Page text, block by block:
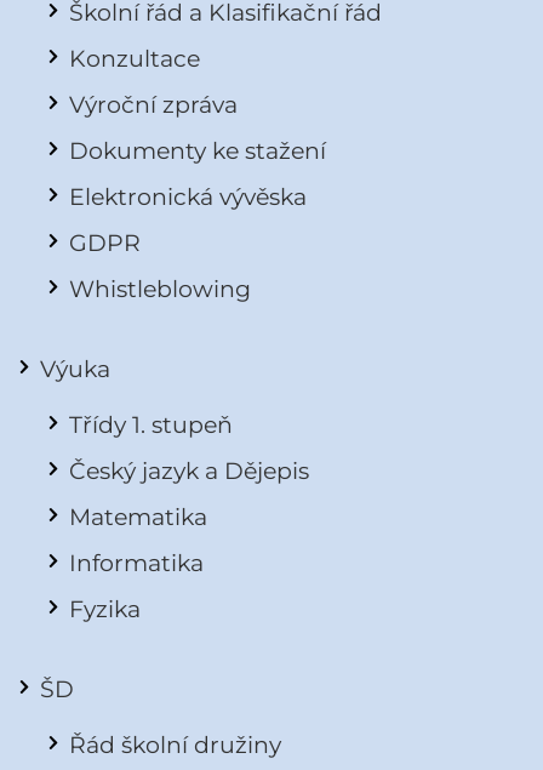
Školní řád a Klasifikační řád
Konzultace
Výroční zpráva
Dokumenty ke stažení
Elektronická vývěska
GDPR
Whistleblowing
Výuka
Třídy 1. stupeň
Český jazyk a Dějepis
Matematika
Informatika
Fyzika
ŠD
Řád školní družiny